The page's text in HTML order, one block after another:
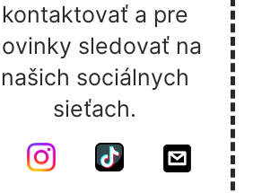
kontaktovať a pre
sledovať na
našich sociálnych
sieťach.